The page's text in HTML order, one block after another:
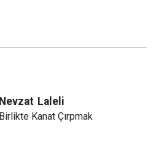
Nevzat Laleli
Birlikte Kanat Çırpmak